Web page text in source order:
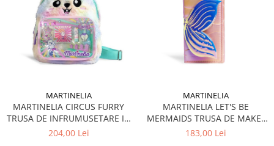
MARTINELIA
MARTINELIA CIRCUS FURRY
TRUSA DE INFRUMUSETARE IN
GHIOZDAN
204,00 Lei
MARTINELIA
MARTINELIA LET'S BE
MERMAIDS TRUSA DE MAKE-
UP PORTOFEL
183,00 Lei